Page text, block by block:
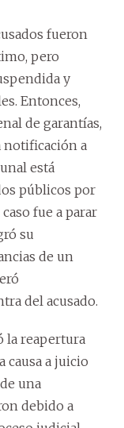
fueron
pero
y
Entonces,
de garantías,
notificación a
está
públicos por
fue a parar
su
de un
del acusado.
la reapertura
causa a juicio
una
debido a